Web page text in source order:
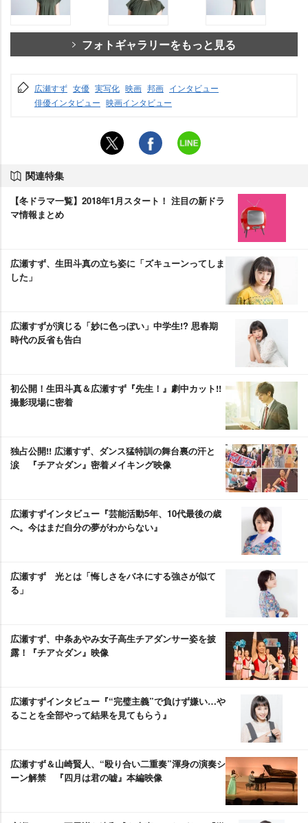
フォトギャラリーをもっと見る
広瀬すず 女優 実写化 映画 邦画 インタビュー
俳優インタビュー 映画インタビュー
関連特集
【冬ドラマ一覧】2018年1月スタート！ 注目の新ドラ
マ情報まとめ
広瀬すず、生田斗真の立ち姿に「ズキューンってしま
した」
広瀬すずが演じる「妙に色っぽい」中学生!? 思春期
時代の反省も告白
初公開！生田斗真＆広瀬すず『先生！』劇中カット!!
撮影現場に密着
独占公開!! 広瀬すず、ダンス猛特訓の舞台裏の汗と
涙 『チア☆ダン』密着メイキング映像
広瀬すずインタビュー『芸能活動5年、10代最後の歳
へ。今はまだ自分の夢がわからない』
広瀬すず 光とは「悔しさをバネにする強さが似て
る」
広瀬すず、中条あやみ女子高生チアダンサー姿を披
露！『チア☆ダン』映像
広瀬すずインタビュー『“完璧主義”で負けず嫌い…
ることを全部やって結果を見てもらう』
広瀬すず＆山崎賢人、“殴り合い二重奏”渾身の演奏シ
ーン解禁 『四月は君の嘘』本編映像